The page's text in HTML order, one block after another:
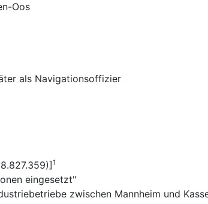
Oos
als Navigationsoffizier
1
eingesetzt"
zwischen Mannheim und